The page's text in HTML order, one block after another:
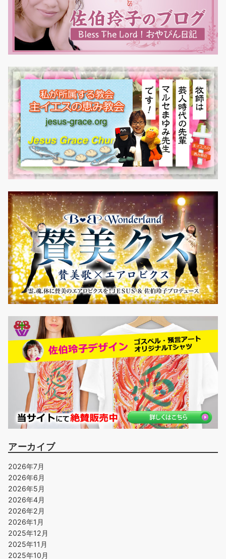
アーカイブ
2026年7月
2026年6月
2026年5月
2026年4月
2026年2月
2026年1月
2025年12月
2025年11月
2025年10月